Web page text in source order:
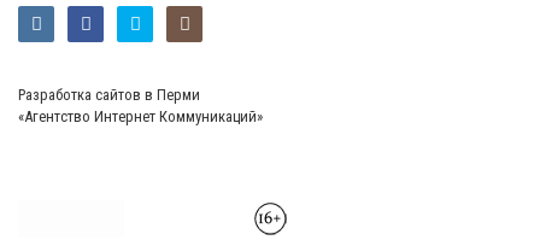
Разработка сайтов в Перми
«Агентство Интернет Коммуникаций»